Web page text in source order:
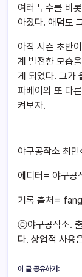
여러 투수를 비
아졌다. 애덤도
아직 시즌 초반
계 발전한 모습
게 되었다. 그가
파베이의 또 다
켜보자.
야구공작소 최
에디터= 야구공
기록 출처=
ⓒ야구공작소.
다. 상업적 사용
이 글 공유하기: